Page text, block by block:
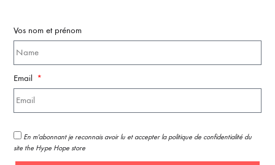
Vos nom et prénom
Email
En m'abonnant je reconnais avoir lu et accepter la politique de confidentialité du
site the Hype Hope store